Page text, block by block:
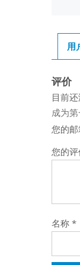
用
评价
目前
成为
您的邮
您的评
名称 *